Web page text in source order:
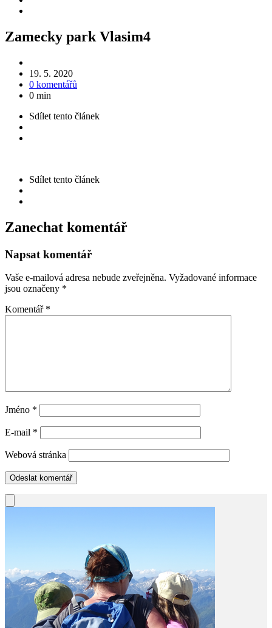
Zamecky park Vlasim4
19. 5. 2020
0 komentářů
0 min
Sdílet tento článek
Sdílet tento článek
Zanechat komentář
Napsat komentář
Vaše e-mailová adresa nebude zveřejněna. Vyžadované informace
jsou označeny *
Komentář *
Jméno *
E-mail *
Webová stránka